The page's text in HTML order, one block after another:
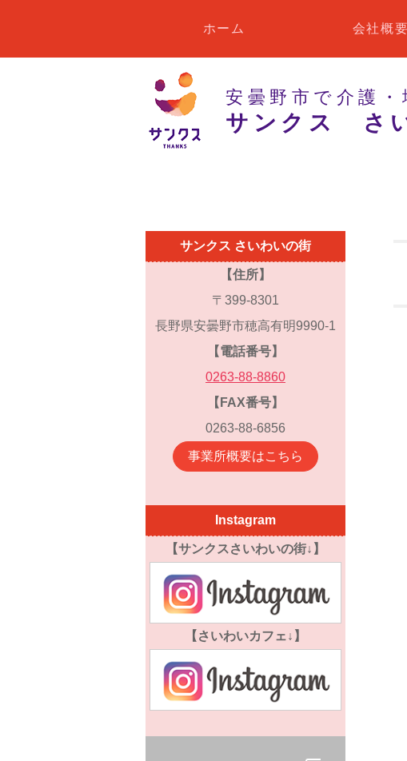
安曇野市で介護
サンクス さ
ホーム 会社概要
サンクス さいわいの街
【住所】
〒399-8301
長野県安曇野市穂高有明9990-1
【電話番号】
0263-88-8860
【FAX番号】
0263-88-6856
事業所概要はこちら
Instagram
【サンクスさいわいの街↓】
【さいわいカフェ↓】